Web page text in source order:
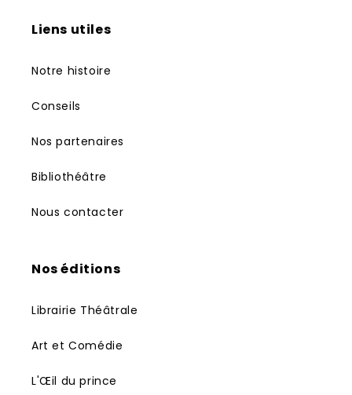
Liens utiles
Notre histoire
Conseils
Nos partenaires
Bibliothéâtre
Nous contacter
Nos éditions
Librairie Théâtrale
Art et Comédie
L'Œil du prince